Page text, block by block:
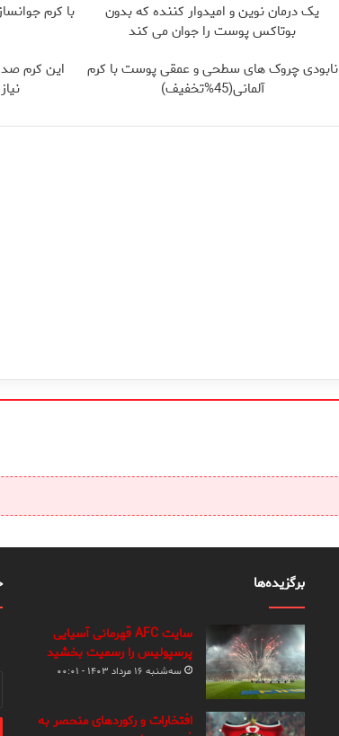
یک درمان نوین و امیدوار کننده که بدون
بوتاکس پوست را جوان می کند
با کرم
نابودی چروک های سطحی و عمقی پوست با کرم
آلمانی(45%تخفیف)
این کرم
برگزیده‌ها
سایت AFC قهرمانی آسیایی
پرسپولیس را رسمیت بخشید
سه‌شنبه ۱۶ مرداد ۱۴۰۳ - ۰۰:۰۱
افتخارات و رکوردهای منحصر به